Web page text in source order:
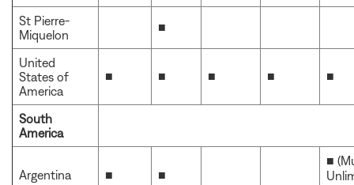
St Pierre-
Miquelon
■
United
States of
America
■ ■ ■ ■ ■
South
America
Argentina ■ ■
■